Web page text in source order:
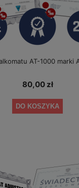
AT-1000 marki
80,00 zł
DO KOSZYKA